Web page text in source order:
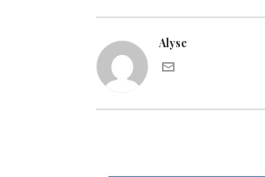
Alyse